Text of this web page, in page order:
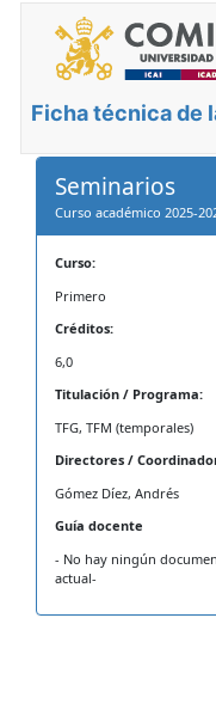
Ficha técnica de
Seminarios
Curso académico 2025-
Curso:
Primero
Créditos:
6,0
Titulación / Programa:
TFG, TFM (temporales)
Directores /
Gómez Díez, Andrés
Guía docente
- No hay ningún
actual-